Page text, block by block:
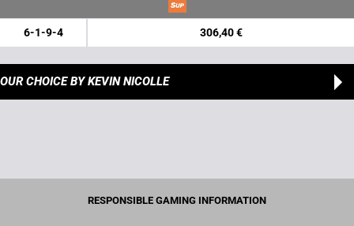
6-1-9-4 306,40 €
OUR CHOICE BY KEVIN NICOLLE
RESPONSIBLE GAMING INFORMATION